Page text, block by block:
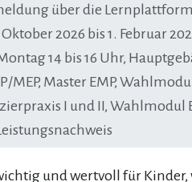
über die
Oktober 2026 bis 1. Februar
14 bis 16 Uhr,
MEP, Master EMP,
I und II, Wahlmodul
und wertvoll für